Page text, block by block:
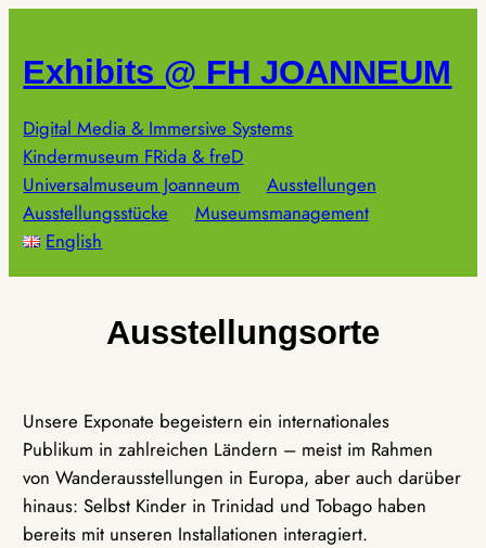
springen
Exhibits @ FH JOANNEUM
Digital Media & Immersive Systems
Kindermuseum FRida & freD
Universalmuseum Joanneum
Ausstellungen
Ausstellungsstücke
Museumsmanagement
English
Ausstellungsorte
Unsere Exponate begeistern ein internationales
Publikum in zahlreichen Ländern – meist im Rahmen
von Wanderausstellungen in Europa, aber auch darüber
hinaus: Selbst Kinder in Trinidad und Tobago haben
bereits mit unseren Installationen interagiert.